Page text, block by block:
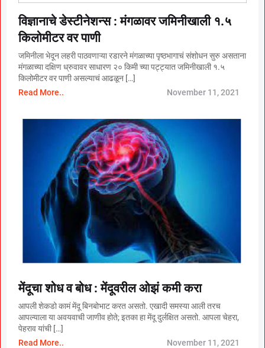
विज्ञानाचे डेस्टीनेशन्स : मंगळावर जमिनीखाली १.५
किलोमीटर वर पाणी
जमिनीला भेदून लहरी पाठवणाऱ्या रडारने मंगळाच्या पृष्ठभागाचं संशोधन सुरु असताना
मंगळाच्या दक्षिण ध्रुवावर साधारण २० किमी च्या पट्ट्यात जमिनीखाली १.५
किलोमीटर वर पाणी असल्याचं आढळून […]
Read More..
November 11, 2021
मेंदूचा शोध व बोध : मेंदूवरील ओझं कमी करा
आपली शेकडो कामं मेंदू बिनबोभाट करत असतो. एखादी समस्या आली तरच
आपल्याला या अवयवाची जाणीव होते; इतका हा मेंदू दुर्लक्षित असतो. आपला चेहरा,
पेहराव यांची […]
Read More..
November 11, 2021